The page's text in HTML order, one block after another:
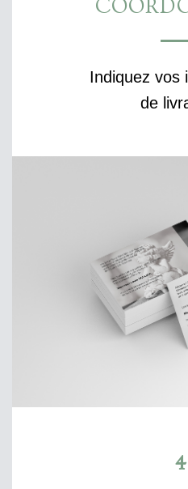
Indiquez vos
de
4